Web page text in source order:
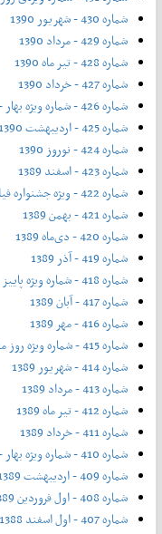
شماره 430 - شهریور 1390
شماره 429 - مرداد 1390
شماره 428 - تیر ماه 1390
شماره 427 - خرداد 1390
شماره 426 - شماره ویژه بهار - 18 اردیبهشت 1390
شماره 425 - اردیبهشت 1390
شماره 424 - نوروز 1390
شماره 423 - اسفند 1389
شماره 422 - ویژه جشنواره فیلم فجر - 16 بهمن 1389
شماره 421 - بهمن 1389
شماره 420 - دی‌ماه 1389
شماره 419 - آذر 1389
شماره 418 - شماره ویژه پاییز - 20 آبان 1389
شماره 417 - آبان 1389
شماره 416 - مهر 1389
شماره 415 - شماره ویژه روز ملی سینما - 21 شهریور 1389
شماره 414 - شهریور 1389
شماره 413 - مرداد 1389
شماره 412 - تیر ماه 1389
شماره 411 - خرداد 1389
شماره 410 - شماره ویژه بهار - 17 اردیبهشت 1389
شماره 409 - اردیبهشت 1389
شماره 408 - اول فروردین 1389
شماره 407 - اول اسفند 1388